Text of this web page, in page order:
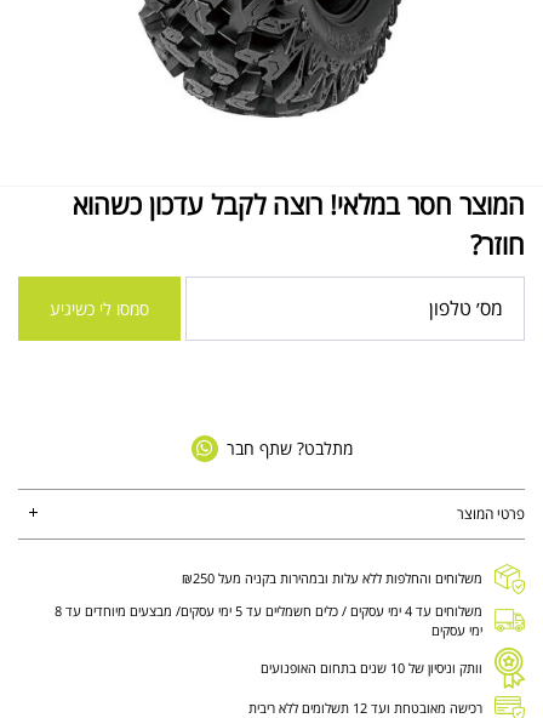
המוצר חסר במלאי! רוצה לקבל עדכון כשהוא
חוזר?
סמסו לי כשיגיע
מתלבט? שתף חבר
פרטי המוצר
משלוחים והחלפות ללא עלות ובמהירות בקניה מעל ₪250
משלוחים עד 4 ימי עסקים / כלים חשמליים עד 5 ימי עסקים/ מבצעים מיוחדים עד 8
ימי עסקים
וותק וניסיון של 10 שנים בתחום האופנועים
רכישה מאובטחת ועד 12 תשלומים ללא ריבית